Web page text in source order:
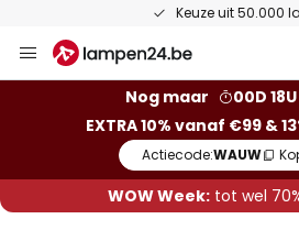
Keuze uit 50.000
naar
Nog maar
00D
EXTRA 10% vanaf €99 &
Actiecode:WAUW
WOW Week:tot wel